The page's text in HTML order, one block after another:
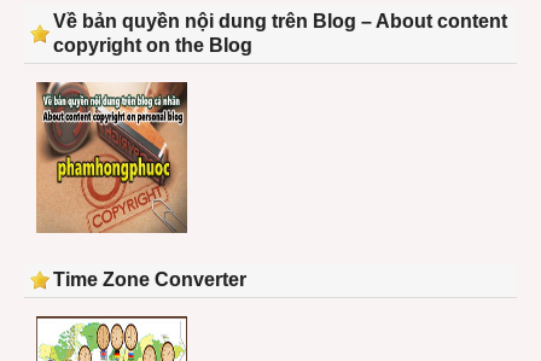
Về bản quyền nội dung trên Blog – About content
copyright on the Blog
Time Zone Converter